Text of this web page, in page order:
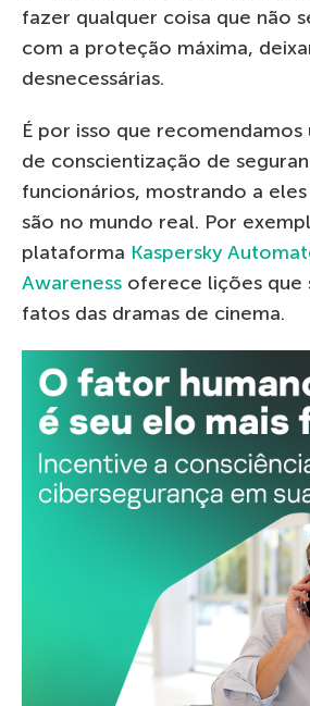
fazer qualquer coisa que não
com a proteção máxima,
desnecessárias.
É por isso que
de conscientização de
funcionários, mostrando a
são no mundo real. Por
plataforma Kaspersky
Awareness oferece lições que
fatos das dramas de cinema.